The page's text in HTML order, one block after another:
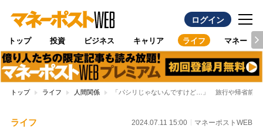
ログイン
トップ 投資 ビジネス キャリア ライフ マネー
トップ ライフ 人間関係 「パシリじゃないんですけど…」 旅行や帰省前に
ライフ 2024.07.11 15:00 マネーポストWEB